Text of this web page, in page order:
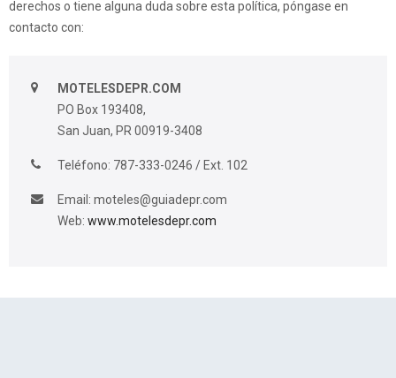
derechos o tiene alguna duda sobre esta política, póngase en
contacto con:
MOTELESDEPR.COM
PO Box 193408,
San Juan, PR 00919-3408
Teléfono: 787-333-0246 / Ext. 102
Email: moteles@guiadepr.com
Web: www.motelesdepr.com